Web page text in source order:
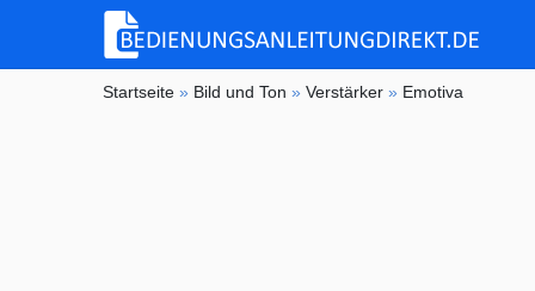
Startseite » Bild und Ton »Verstärker » Emotiva